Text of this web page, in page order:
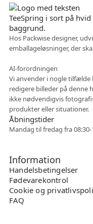
Hos Packwise designer,
emballageløsninger, der
AI-forordningen
Vi anvender i nogle tilfælde
redigere billeder på denne
ikke nødvendigvis
produkter eller situationer.
Åbningstider
Mandag til fredag fra 08:30-
Information
Handelsbetingelser
Fødevarekontrol
Cookie og
FAQ